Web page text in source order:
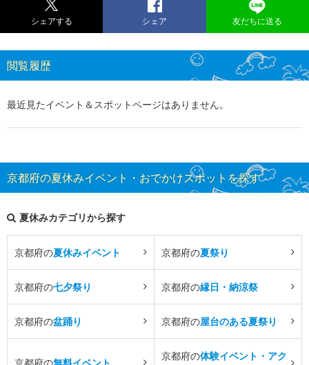
シェアする シェア 友だちに送る
閲覧履歴
最近見たイベント＆スポットページはありません。
京都府の夏休みイベント・おでかけスポットを探す
夏休みカテゴリから探す
京都府の夏休みイベント 京都府の夏祭り
京都府の七夕祭り 京都府の縁日・納涼祭
京都府の盆踊り 京都府の屋台のある夏祭り
京都府の無料イベント
京都府の体験イベント・アク